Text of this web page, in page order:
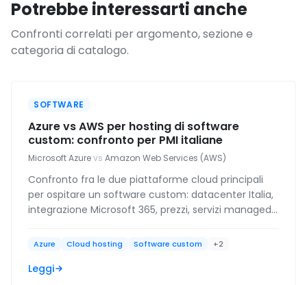
Potrebbe interessarti anche
Confronti correlati per argomento, sezione e
categoria di catalogo.
SOFTWARE
Azure vs AWS per hosting di software
custom: confronto per PMI italiane
Microsoft Azurevs Amazon Web Services (AWS)
Confronto fra le due piattaforme cloud principali
per ospitare un software custom: datacenter Italia,
integrazione Microsoft 365, prezzi, servizi managed,
Azure Cloud hosting Software custom +2
Leggi